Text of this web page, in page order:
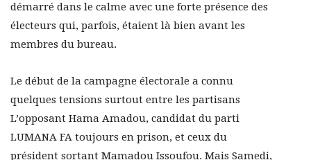
démarré dans le calme avec une forte présence des
électeurs qui, parfois, étaient là bien avant les
membres du bureau.
Le début de la campagne électorale a connu
quelques tensions surtout entre les partisans
L’opposant Hama Amadou, candidat du parti
LUMANA FA toujours en prison, et ceux du
président sortant Mamadou Issoufou. Mais Samedi,